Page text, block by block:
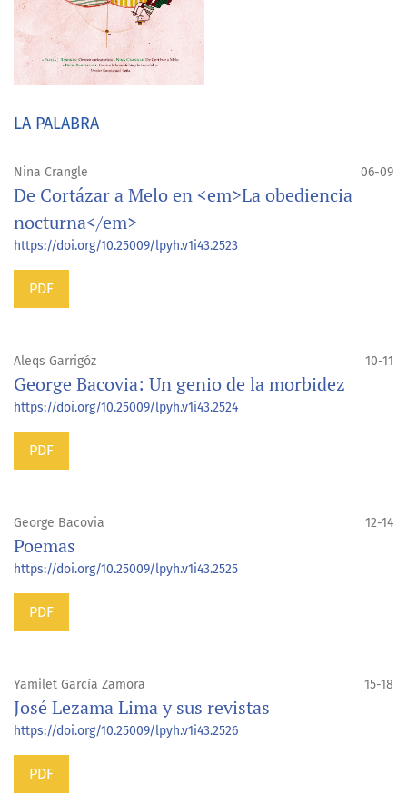
LA PALABRA
Nina Crangle 06-09
De Cortázar a Melo en <em>La obediencia
nocturna</em>
https://doi.org/10.25009/lpyh.v1i43.2523
PDF
Aleqs Garrigóz 10-11
George Bacovia: Un genio de la morbidez
https://doi.org/10.25009/lpyh.v1i43.2524
PDF
George Bacovia 12-14
Poemas
https://doi.org/10.25009/lpyh.v1i43.2525
PDF
Yamilet García Zamora 15-18
José Lezama Lima y sus revistas
https://doi.org/10.25009/lpyh.v1i43.2526
PDF